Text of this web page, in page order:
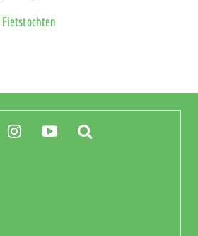
Fietstochten